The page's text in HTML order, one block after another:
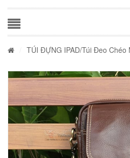
TÚI ĐỰNG IPAD/Túi Đeo Chéo